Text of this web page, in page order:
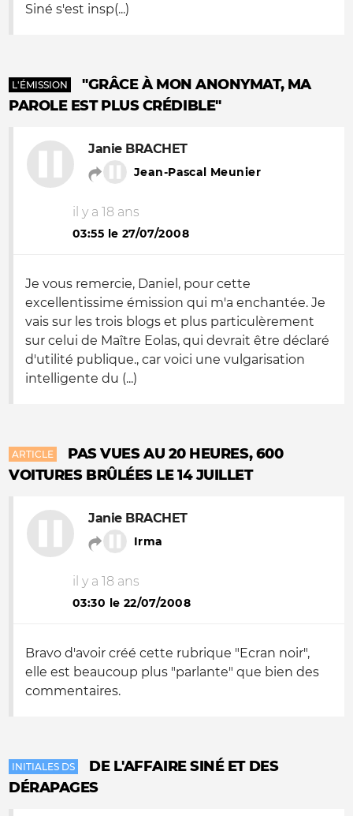
Siné s'est insp(...)
L'ÉMISSION
"GRÂCE À MON ANONYMAT, MA
PAROLE EST PLUS CRÉDIBLE"
Janie BRACHET
Jean-Pascal Meunier
il y a 18 ans
03:55 le 27/07/2008
Je vous remercie, Daniel, pour cette
excellentissime émission qui m'a enchantée. Je
vais sur les trois blogs et plus particulèrement
sur celui de Maître Eolas, qui devrait être déclaré
d'utilité publique., car voici une vulgarisation
intelligente du (...)
ARTICLE
PAS VUES AU 20 HEURES, 600
VOITURES BRÛLÉES LE 14 JUILLET
Janie BRACHET
Irma
il y a 18 ans
03:30 le 22/07/2008
Bravo d'avoir créé cette rubrique "Ecran noir",
elle est beaucoup plus "parlante" que bien des
commentaires.
INITIALES DS
DE L'AFFAIRE SINÉ ET DES
DÉRAPAGES